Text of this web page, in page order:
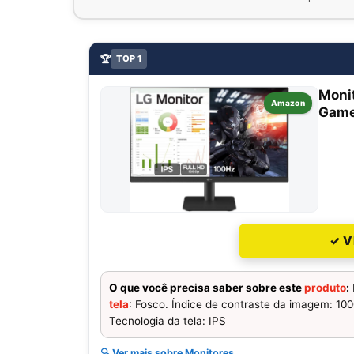
🏆 TOP 1
Amazon
✓
O que você precisa saber sobre esteproduto:
tela: Fosco. Índice de contraste da imagem:
Tecnologia da tela: IPS